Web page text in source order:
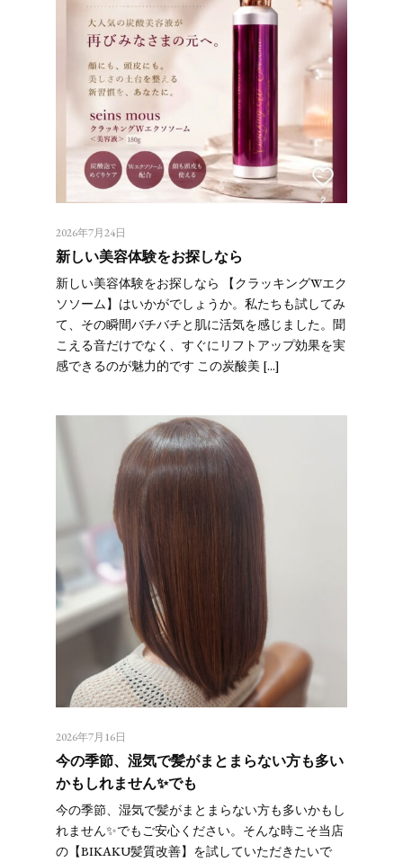
2026年7月24日
新しい美容体験をお探しなら
新しい美容体験をお探しなら 【クラッキングWエク
ソソーム】はいかがでしょうか。私たちも試してみ
て、その瞬間バチバチと肌に活気を感じました。聞
こえる音だけでなく、すぐにリフトアップ効果を実
感できるのが魅力的です この炭酸美 […]
2026年7月16日
今の季節、湿気で髪がまとまらない方も多い
かもしれません✨でも
今の季節、湿気で髪がまとまらない方も多いかもし
れません✨でもご安心ください。そんな時こそ当店
の【BIKAKU髪質改善】を試していただきたいで